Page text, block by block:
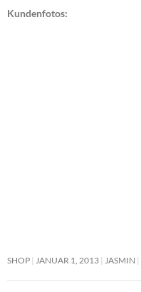
Kundenfotos:
SHOP JANUAR 1, 2013 JASMIN